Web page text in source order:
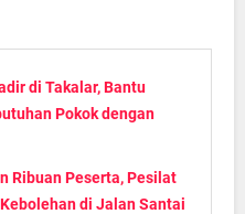
di Takalar, Bantu
Pokok dengan
Ribuan Peserta, Pesilat
di Jalan Santai